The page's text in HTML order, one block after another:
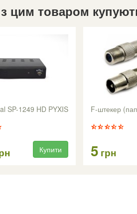
цим товаром
SP-1249 HD PYXIS
Купити
F-штекер
5 грн